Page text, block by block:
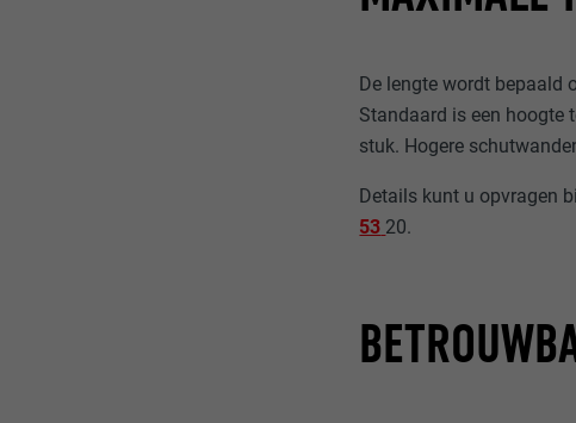
De lengte wordt bepaald
Standaard is een hoogte
stuk. Hogere
Details kunt u opvragen
53 20.